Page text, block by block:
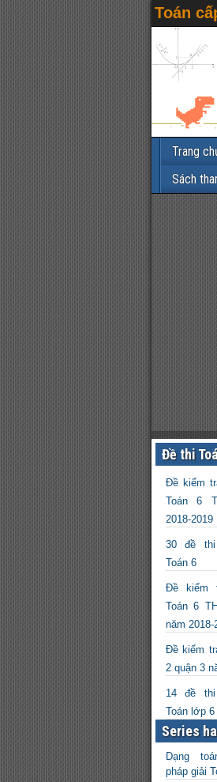
Toán
Trang
Sách
Đề thi
Đề kiểm
Toán 6
2018-2019
30 đề
Toán 6
Đề kiểm
Toán 6
năm 2018-
Đề kiểm
2 quận 3
14 đề
Toán lớp
Series
Dạng
pháp giải